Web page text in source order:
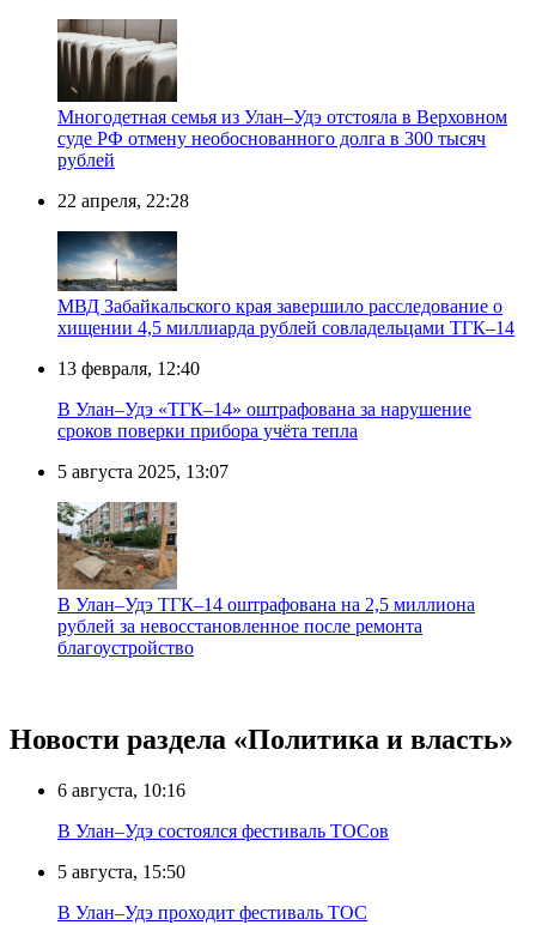
Многодетная семья из Улан–Удэ отстояла в Верховном
суде РФ отмену необоснованного долга в 300 тысяч
рублей
22 апреля, 22:28
МВД Забайкальского края завершило расследование о
хищении 4,5 миллиарда рублей совладельцами ТГК–14
13 февраля, 12:40
В Улан–Удэ «ТГК–14» оштрафована за нарушение
сроков поверки прибора учёта тепла
5 августа 2025, 13:07
В Улан–Удэ ТГК–14 оштрафована на 2,5 миллиона
рублей за невосстановленное после ремонта
благоустройство
Новости раздела «Политика и власть»
6 августа, 10:16
В Улан–Удэ состоялся фестиваль ТОСов
5 августа, 15:50
В Улан–Удэ проходит фестиваль ТОС